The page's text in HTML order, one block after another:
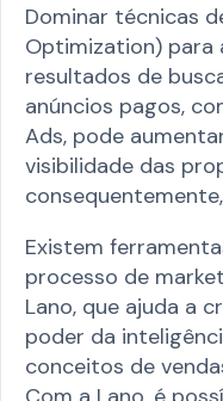
Dominar técnicas
Optimization) para
resultados de
anúncios pagos,
Ads, pode
visibilidade das
Existem
processo de
Lano, que ajuda a
poder da
conceitos de